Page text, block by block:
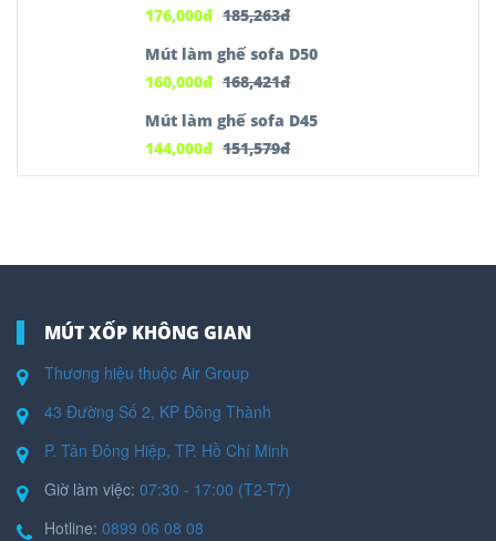
176,000đ 185,263đ
Mút làm ghế sofa D50
160,000đ 168,421đ
Mút làm ghế sofa D45
144,000đ 151,579đ
MÚT XỐP KHÔNG GIAN
Thương hiệu thuộc Air Group
43 Đường Số 2, KP Đông Thành
P. Tân Đông Hiệp, TP. Hồ Chí Minh
Giờ làm việc: 07:30 - 17:00 (T2-T7)
Hotline: 0899 06 08 08